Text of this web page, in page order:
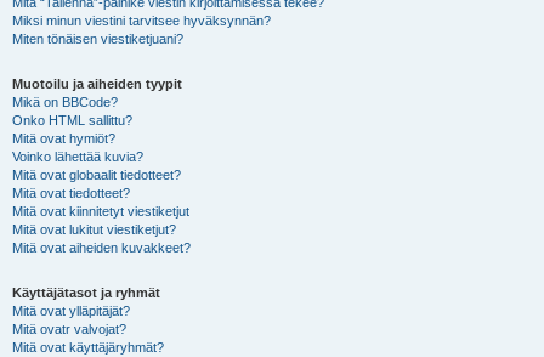
Miksi minun viestini tarvitsee hyväksynnän?
Miten tönäisen viestiketjuani?
Muotoilu ja aiheiden tyypit
Mikä on BBCode?
Onko HTML sallittu?
Mitä ovat hymiöt?
Voinko lähettää kuvia?
Mitä ovat globaalit tiedotteet?
Mitä ovat tiedotteet?
Mitä ovat kiinnitetyt viestiketjut
Mitä ovat lukitut viestiketjut?
Mitä ovat aiheiden kuvakkeet?
Käyttäjätasot ja ryhmät
Mitä ovat ylläpitäjät?
Mitä ovatr valvojat?
Mitä ovat käyttäjäryhmät?